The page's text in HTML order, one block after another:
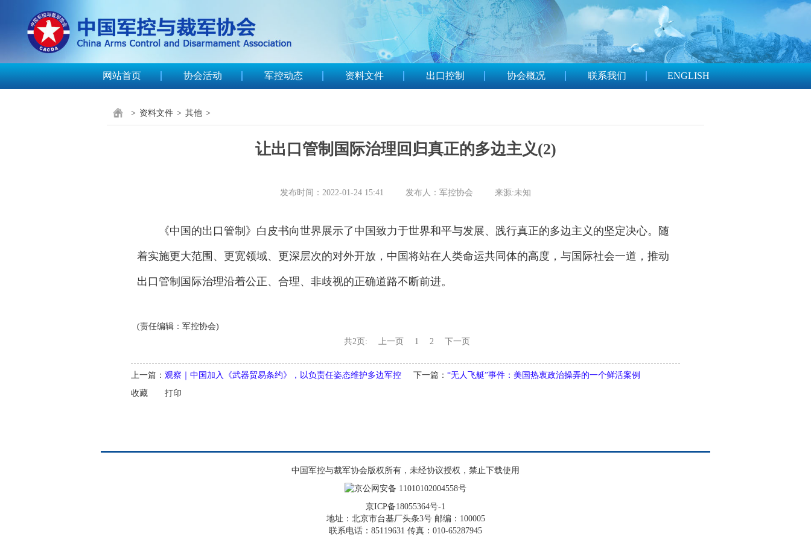
网站首页 协会活动 军控动态 资料文件 出口控制 协会概况 联系我们 ENGLISH
> 资料文件 > 其他 >
让出口管制国际治理回归真正的多边主义(2)
发布时间：2022-01-24 15:41 发布人：军控协会 来源:未知
《中国的出口管制》白皮书向世界展示了中国致力于世界和平与发展、践行真正的多边主义的坚定决心。随
着实施更大范围、更宽领域、更深层次的对外开放，中国将站在人类命运共同体的高度，与国际社会一道，推动
出口管制国际治理沿着公正、合理、非歧视的正确道路不断前进。
(责任编辑：军控协会)
共2页:
上一页 1 2 下一页
上一篇： 观察｜中国加入《武器贸易条约》，以负责任姿态维护多边军控 下一篇： “无人飞艇”事件：美国热衷政治操弄的一个鲜活案例
收藏
打印
中国军控与裁军协会版权所有，未经协议授权，禁止下载使用
京公网安备 11010102004558号
京ICP备18055364号-1
地址：北京市台基厂头条3号 邮编：100005
联系电话：85119631 传真：010-65287945